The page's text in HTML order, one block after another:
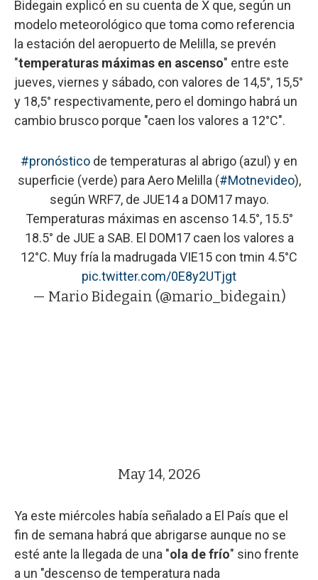
Bidegain explicó en su cuenta de X que, según un
modelo meteorológico que toma como referencia
la estación del aeropuerto de Melilla, se prevén
"temperaturas máximas en ascenso" entre este
jueves, viernes y sábado, con valores de 14,5°, 15,5°
y 18,5° respectivamente, pero el domingo habrá un
cambio brusco porque "caen los valores a 12°C".
#pronóstico de temperaturas al abrigo (azul) y en
superficie (verde) para Aero Melilla (#Motnevideo),
según WRF7, de JUE14 a DOM17 mayo.
Temperaturas máximas en ascenso 14.5°, 15.5°
18.5° de JUE a SAB. El DOM17 caen los valores a
12°C. Muy fría la madrugada VIE15 con tmin 4.5°C
pic.twitter.com/0E8y2UTjgt
— Mario Bidegain (@mario_bidegain)
May 14, 2026
Ya este miércoles había señalado a El País que el
fin de semana habrá que abrigarse aunque no se
esté ante la llegada de una "ola de frío" sino frente
a un "descenso de temperatura nada